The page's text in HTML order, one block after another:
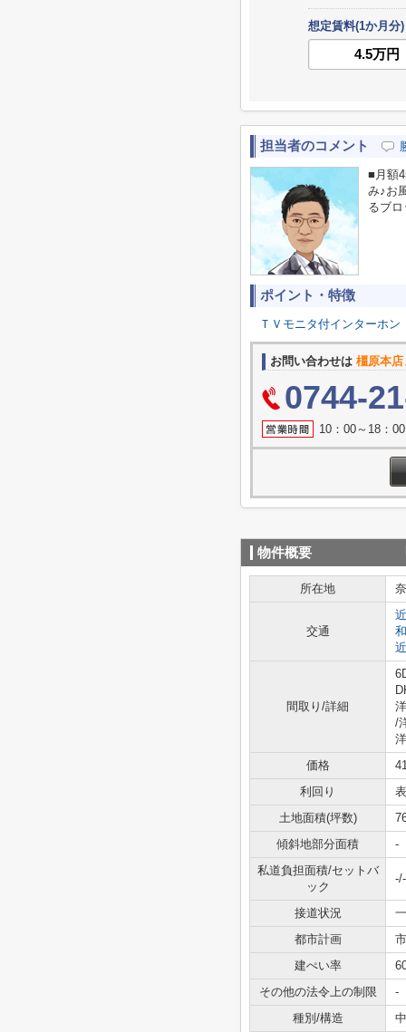
想定賃料(1か月分)
担当者のコメント
■月額
み♪お
るブ
ポイント・特徴
ＴＶモニタ付インターホン
お問い合わせは 橿原本店
0744-
10：00～18：
物件概要
所在地
交通
間取り/詳細
/
価格
利回り
土地面積(坪数)
傾斜地部分面積
-
私道負担面積/セットバ
ック
-/-
接道状況
都市計画
建ぺい率
その他の法令上の制限
-
種別/構造